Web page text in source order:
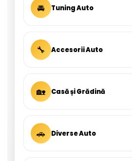
🚘 Tuning Auto
🔧 Accesorii Auto
🏡 Casă și Grădină
🚗 Diverse Auto